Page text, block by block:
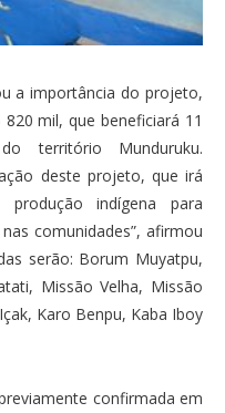
a importância do projeto,
mil, que beneficiará 11
território Munduruku.
deste projeto, que irá
indígena para
comunidades”, afirmou
serão: Borum Muyatpu,
Missão Velha, Missão
Karo Benpu, Kaba Iboy
confirmada em